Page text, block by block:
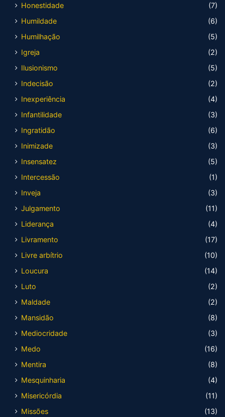
Honestidade
(7)
Humildade
(6)
Humilhação
(5)
Igreja
(2)
Ilusionismo
(5)
Indecisão
(2)
Inexperiência
(4)
Infantilidade
(3)
Ingratidão
(6)
Inimizade
(3)
Insensatez
(5)
Intercessão
(1)
Inveja
(3)
Julgamento
(11)
Liderança
(4)
Livramento
(17)
Livre arbítrio
(10)
Loucura
(14)
Luto
(2)
Maldade
(2)
Mansidão
(8)
Mediocridade
(3)
Medo
(16)
Mentira
(8)
Mesquinharia
(4)
Misericórdia
(11)
Missões
(13)